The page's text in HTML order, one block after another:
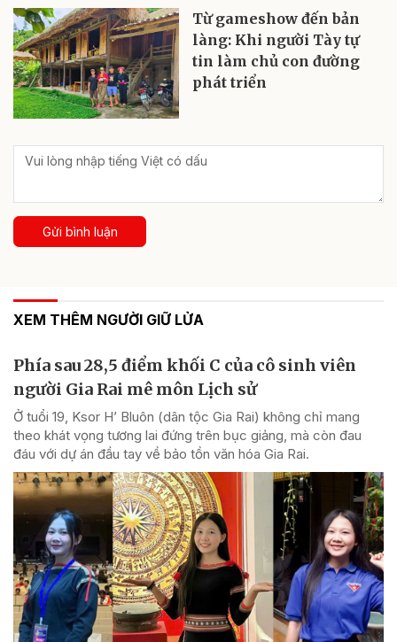
Từ gameshow đến bản
làng: Khi người Tày tự
tin làm chủ con đường
phát triển
Gửi bình luận
XEM THÊM NGƯỜI GIỮ LỬA
Phía sau 28,5 điểm khối C của cô sinh viên
người Gia Rai mê môn Lịch sử
Ở tuổi 19, Ksor H’ Bluôn (dân tộc Gia Rai) không chỉ mang
theo khát vọng tương lai đứng trên bục giảng, mà còn đau
đáu với dự án đầu tay về bảo tồn văn hóa Gia Rai.